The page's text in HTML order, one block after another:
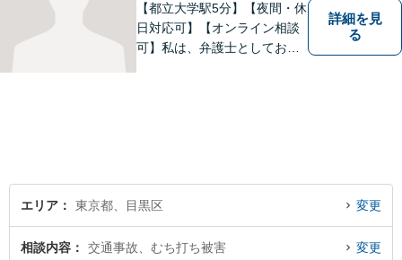
【都立大学駅5分】【夜間・休
日対応可】【オンライン相談
可】私は、弁護士としてお客
詳細を見
る
エリア 東京都、目黒区 変更
相談内容 交通事故、むち打ち被害 変更